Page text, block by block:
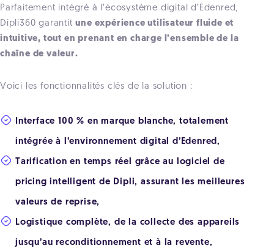
Parfaitement intégré à l’écosystème digital d’Edenred,
Dipli360 garantitune expérience utilisateur fluide et
intuitive, tout en prenant en charge l’ensemble de la
chaîne de valeur.
Voici les fonctionnalités clés de la solution :
Interface 100 % en marque blanche, totalement
intégrée à l’environnement digital d’Edenred,
Tarification en temps réel grâce au logiciel de
pricing intelligent de Dipli, assurant les meilleures
valeurs de reprise,
Logistique complète, de la collecte des appareils
jusqu’au reconditionnement et à la revente,